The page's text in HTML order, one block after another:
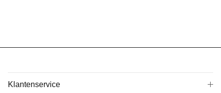
Klantenservice